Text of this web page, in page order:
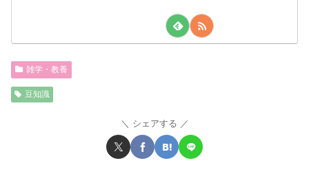
雑学・教養
豆知識
シェアする